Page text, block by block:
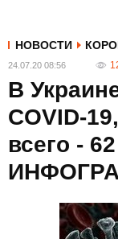
НОВОСТИ
24.07.20 08:56
В
COVID-
всего -